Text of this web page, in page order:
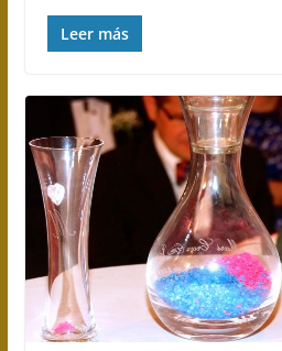
Leer más